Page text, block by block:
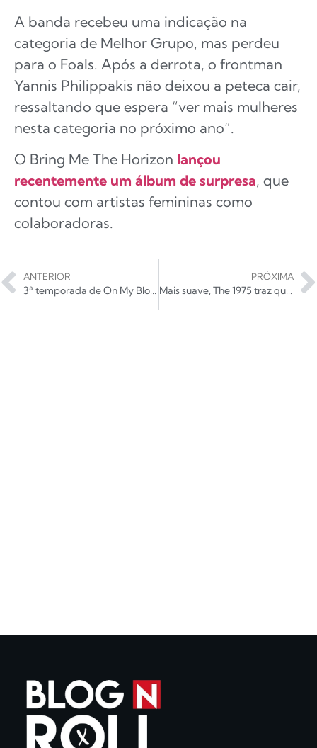
A banda recebeu uma indicação na
categoria de Melhor Grupo, mas perdeu
para o Foals. Após a derrota, o frontman
Yannis Philippakis não deixou a peteca cair,
ressaltando que espera “ver mais mulheres
nesta categoria no próximo ano”.
O Bring Me The Horizon lançou
recentemente um álbum de surpresa, que
contou com artistas femininas como
colaboradoras.
ANTERIOR
3ª temporada de On My Block ganha teaser e data de estreia
PRÓXIMA
Mais suave, The 1975 traz quinto single de futuro disco